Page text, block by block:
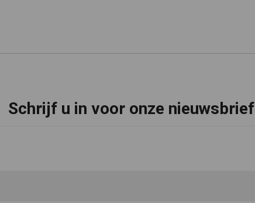
Schrijf u in voor onze nieuwsbrief